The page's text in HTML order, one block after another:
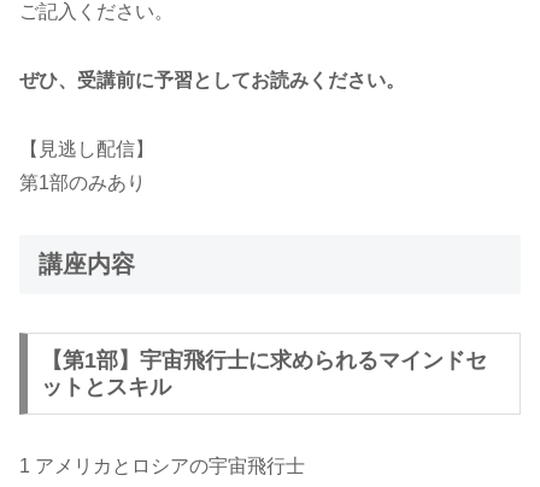
ご記入ください。
ぜひ、受講前に予習としてお読みください。
【見逃し配信】
第1部のみあり
講座内容
【第1部】宇宙飛行士に求められるマインドセ
ットとスキル
1 アメリカとロシアの宇宙飛行士